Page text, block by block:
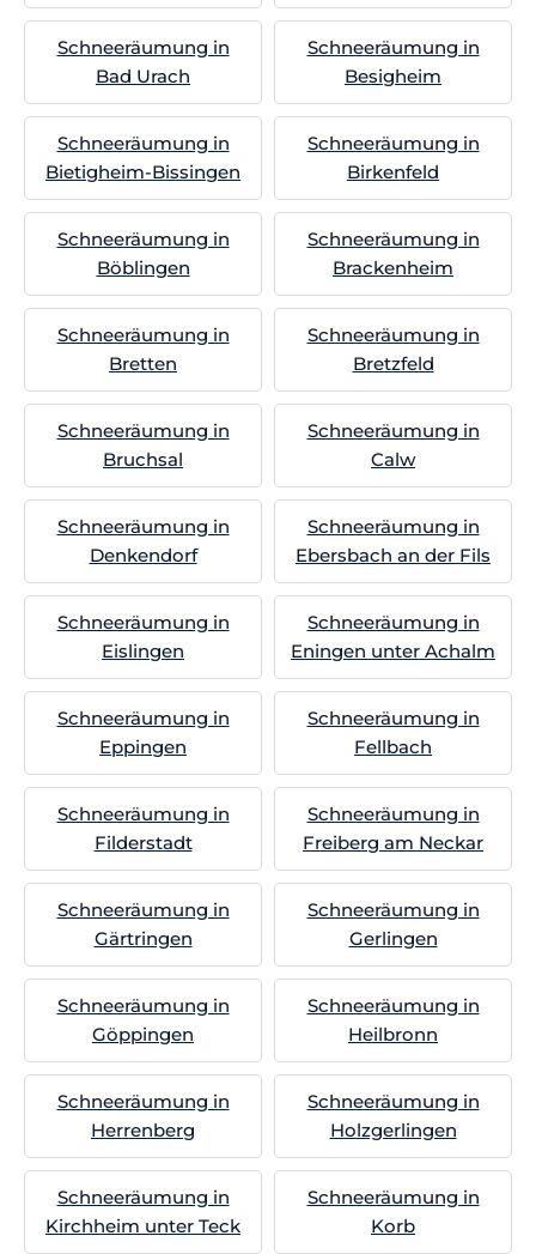
Schneeräumung in
Bad Urach
Schneeräumung in
Besigheim
Schneeräumung in
Bietigheim-Bissingen
Schneeräumung in
Birkenfeld
Schneeräumung in
Böblingen
Schneeräumung in
Brackenheim
Schneeräumung in
Bretten
Schneeräumung in
Bretzfeld
Schneeräumung in
Bruchsal
Schneeräumung in
Calw
Schneeräumung in
Denkendorf
Schneeräumung in
Ebersbach an der Fils
Schneeräumung in
Eislingen
Schneeräumung in
Eningen unter Achalm
Schneeräumung in
Eppingen
Schneeräumung in
Fellbach
Schneeräumung in
Filderstadt
Schneeräumung in
Freiberg am Neckar
Schneeräumung in
Gärtringen
Schneeräumung in
Gerlingen
Schneeräumung in
Göppingen
Schneeräumung in
Heilbronn
Schneeräumung in
Herrenberg
Schneeräumung in
Holzgerlingen
Schneeräumung in
Kirchheim unter Teck
Schneeräumung in
Korb